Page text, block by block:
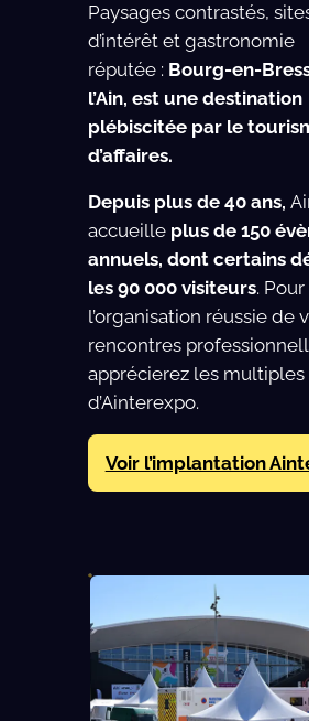
Paysages contrastés,
d’intérêt et gastronomie
réputée : Bourg-en-
l’Ain, est une destination
plébiscitée par le
d’affaires.
Depuis plus de 40 ans,
accueille plus de 150
annuels, dont certains
les 90 000 visiteurs. Pour
l’organisation réussie de
rencontres
apprécierez les multiples
d’Ainterexpo.
Voir l’implantation